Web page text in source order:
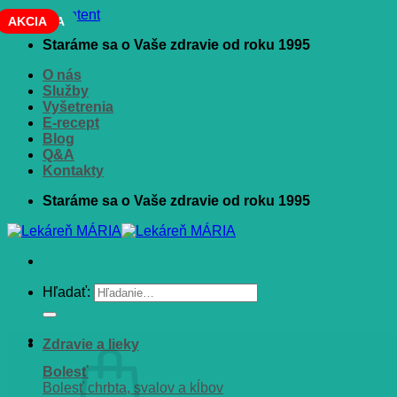
Skip to content
Staráme sa o Vaše zdravie od roku 1995
O nás
Služby
Vyšetrenia
E-recept
Blog
Q&A
Kontakty
Staráme sa o Vaše zdravie od roku 1995
Hľadať:
Zdravie a lieky
Bolesť
Bolesť chrbta, svalov a kĺbov
NOVINKA
AKCIA